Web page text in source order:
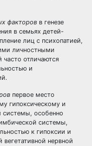
факторов в генезе
в семьях детей-
лиц с психопатией,
личностными
часто отличаются
и
первое место
гипоксическому и
системы, особенно
системы,
к гипоксии и
нервной